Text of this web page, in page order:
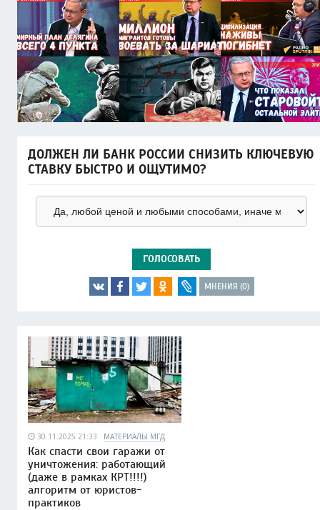
ДОЛЖЕН ЛИ БАНК РОССИИ СНИЗИТЬ КЛЮЧЕВУЮ
СТАВКУ БЫСТРО И ОЩУТИМО?
ГОЛОСОВАТЬ
МНЕНИЯ (0)
30.11.2025 21:33 МАТЕРИАЛЫ МГД
Как спасти свои гаражи от
уничтожения: работающий
(даже в рамках КРТ!!!!)
алгоритм от юристов-
практиков